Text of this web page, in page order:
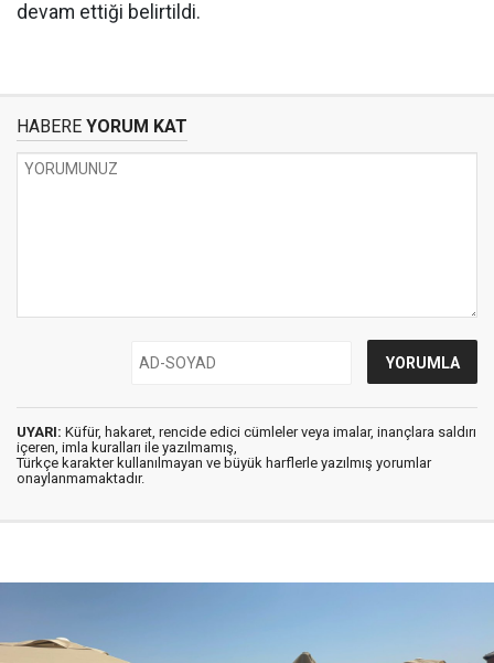
devam ettiği belirtildi.
HABERE YORUM KAT
UYARI: Küfür, hakaret, rencide edici cümleler veya imalar, inançlara saldırı
içeren, imla kuralları ile yazılmamış,
Türkçe karakter kullanılmayan ve büyük harflerle yazılmış yorumlar
onaylanmamaktadır.